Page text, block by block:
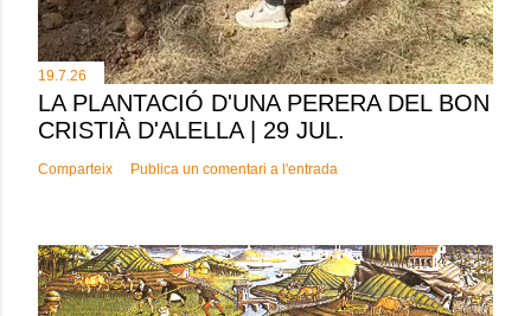
19.7.26
LA PLANTACIÓ D'UNA PERERA DEL BON
CRISTIÀ D'ALELLA | 29 JUL.
Comparteix Publica un comentari a l'entrada